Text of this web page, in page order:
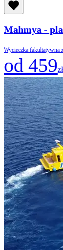
Mahmya -
Wycieczka fakultatywna
od 459